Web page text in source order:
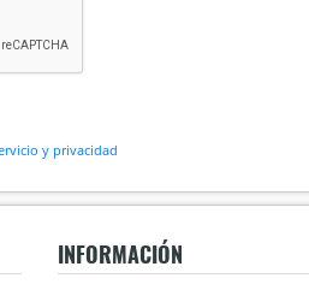
y privacidad
INFORMACIÓN